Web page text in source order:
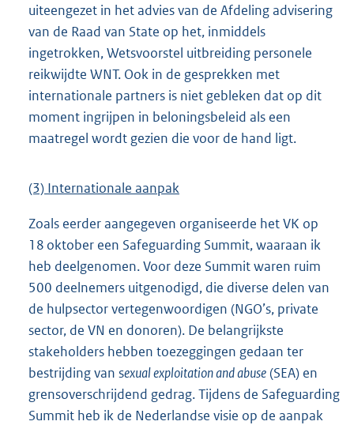
uiteengezet in het advies van de Afdeling advisering
van de Raad van State op het, inmiddels
ingetrokken, Wetsvoorstel uitbreiding personele
reikwijdte WNT. Ook in de gesprekken met
internationale partners is niet gebleken dat op dit
moment ingrijpen in beloningsbeleid als een
maatregel wordt gezien die voor de hand ligt.
(3) Internationale aanpak
Zoals eerder aangegeven organiseerde het VK op
18 oktober een Safeguarding Summit, waaraan ik
heb deelgenomen. Voor deze Summit waren ruim
500 deelnemers uitgenodigd, die diverse delen van
de hulpsector vertegenwoordigen (NGO’s, private
sector, de VN en donoren). De belangrijkste
stakeholders hebben toezeggingen gedaan ter
bestrijding van sexual exploitation and abuse(SEA) en
grensoverschrijdend gedrag. Tijdens de Safeguarding
Summit heb ik de Nederlandse visie op de aanpak